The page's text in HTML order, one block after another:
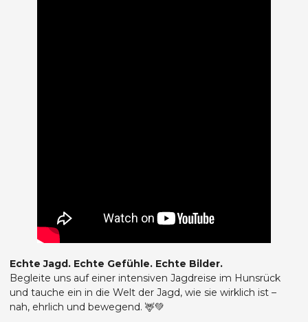
Echte Jagd. Echte Gefühle. Echte Bilder.
Begleite uns auf einer intensiven Jagdreise im Hunsrück
und tauche ein in die Welt der Jagd, wie sie wirklich ist –
nah, ehrlich und bewegend. 🦌💚